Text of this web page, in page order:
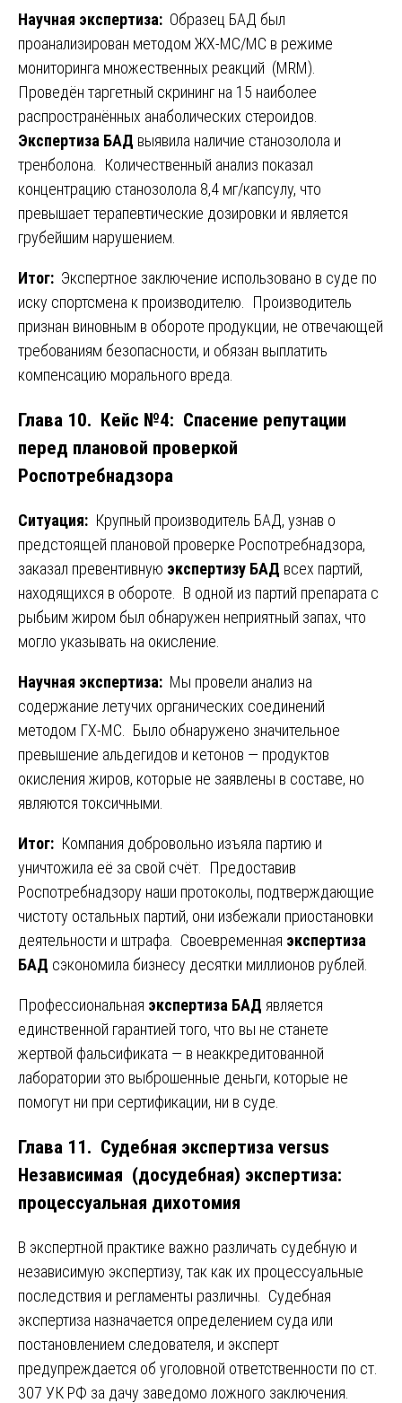
Научная экспертиза: Образец БАД был
проанализирован методом ЖХ-МС/МС в режиме
мониторинга множественных реакций (MRM).
Проведён таргетный скрининг на 15 наиболее
распространённых анаболических стероидов.
Экспертиза БАД выявила наличие станозолола и
тренболона. Количественный анализ показал
концентрацию станозолола 8,4 мг/капсулу, что
превышает терапевтические дозировки и является
грубейшим нарушением.
Итог: Экспертное заключение использовано в суде по
иску спортсмена к производителю. Производитель
признан виновным в обороте продукции, не отвечающей
требованиям безопасности, и обязан выплатить
компенсацию морального вреда.
Глава 10. Кейс №4: Спасение репутации
перед плановой проверкой
Роспотребнадзора
Ситуация: Крупный производитель БАД, узнав о
предстоящей плановой проверке Роспотребнадзора,
заказал превентивную экспертизу БАД всех партий,
находящихся в обороте. В одной из партий препарата с
рыбьим жиром был обнаружен неприятный запах, что
могло указывать на окисление.
Научная экспертиза: Мы провели анализ на
содержание летучих органических соединений
методом ГХ-МС. Было обнаружено значительное
превышение альдегидов и кетонов — продуктов
окисления жиров, которые не заявлены в составе, но
являются токсичными.
Итог: Компания добровольно изъяла партию и
уничтожила её за свой счёт. Предоставив
Роспотребнадзору наши протоколы, подтверждающие
чистоту остальных партий, они избежали приостановки
деятельности и штрафа. Своевременная экспертиза
БАД сэкономила бизнесу десятки миллионов рублей.
Профессиональная экспертиза БАД является
единственной гарантией того, что вы не станете
жертвой фальсификата — в неаккредитованной
лаборатории это выброшенные деньги, которые не
помогут ни при сертификации, ни в суде.
Глава 11. Судебная экспертиза versus
Независимая (досудебная) экспертиза:
процессуальная дихотомия
В экспертной практике важно различать судебную и
независимую экспертизу, так как их процессуальные
последствия и регламенты различны. Судебная
экспертиза назначается определением суда или
постановлением следователя, и эксперт
предупреждается об уголовной ответственности по ст.
307 УК РФ за дачу заведомо ложного заключения.